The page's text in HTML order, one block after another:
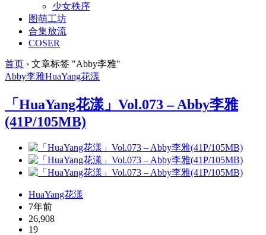
少女秩序
图萌工坊
合集放流
COSER
首页 › 文章标签 "Abby李雅"
Abby李雅HuaYang花漾
「HuaYang花漾」Vol.073 – Abby李雅
(41P/105MB)
HuaYang花漾
7年前
26,908
19